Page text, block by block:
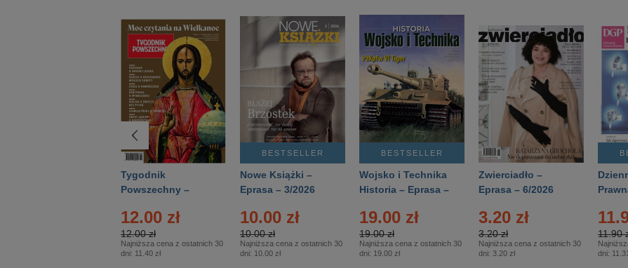
Tygodnik
Powszechny –
12.00 zł
12.00 zł
Najniższa cena z ostatnich 30
dni: 11.40 zł
BESTSELLER
Nowe Książki –
Eprasa – 3/2026
10.00 zł
10.00 zł
Najniższa cena z ostatnich 30
dni: 10.00 zł
BESTSELLER
Wojsko i Technika
Historia – Eprasa –
19.00 zł
19.00 zł
Najniższa cena z ostatnich 30
dni: 19.00 zł
Zwierciadło –
Eprasa – 6/2026
3.20 zł
3.20 zł
Najniższa cena z ostatnich 30
dni: 3.20 zł
11.90
dni: